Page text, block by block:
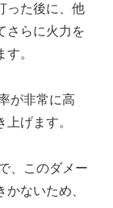
った後に、他
さらに火力を
。
が非常に高
げます。
、このダメー
ないため、